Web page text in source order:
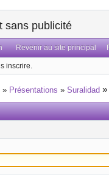
sans publicité
Revenir au site principal
inscrire.
» Présentations »Suralidad »